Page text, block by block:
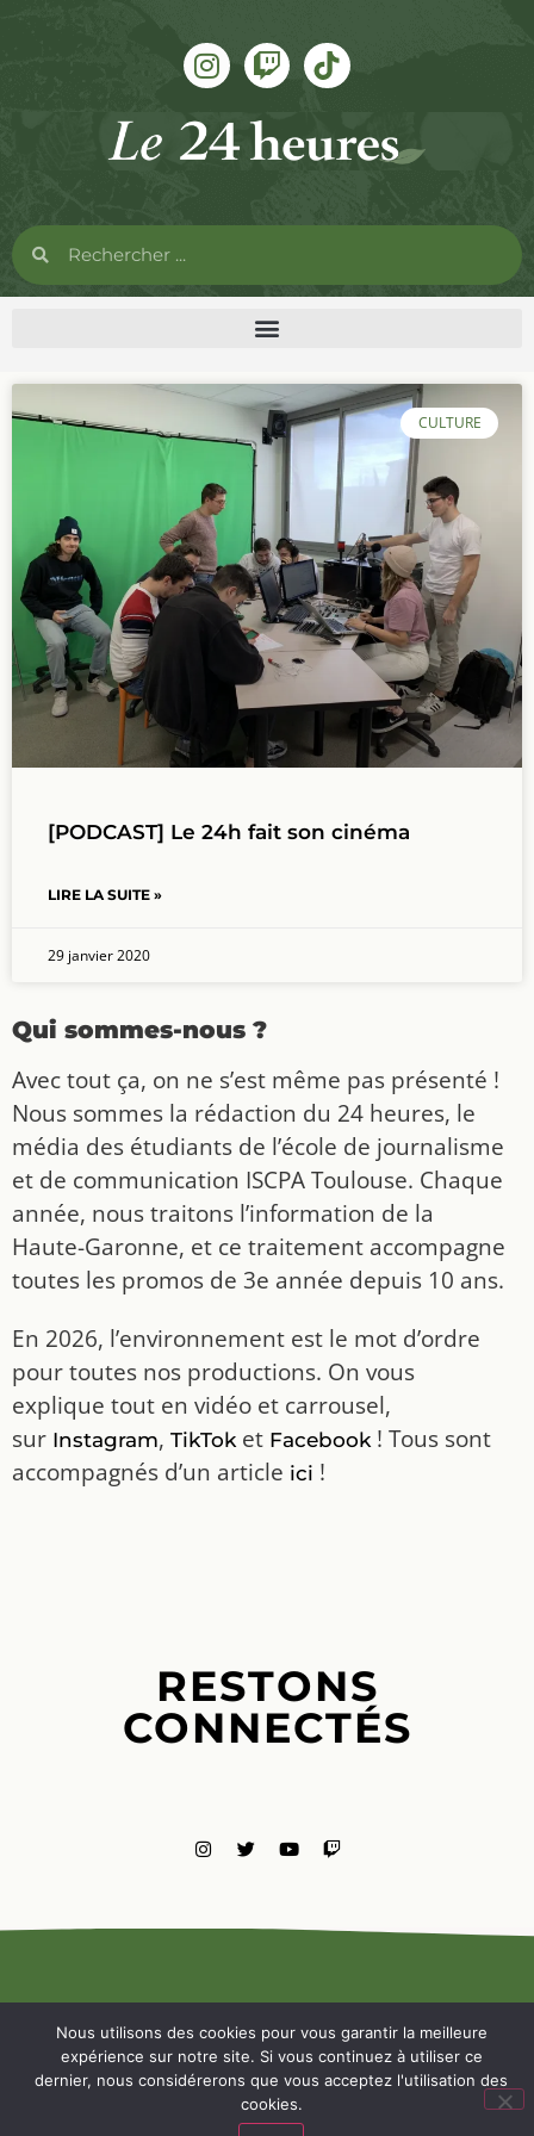
CULTURE
[PODCAST] Le 24h fait son cinéma
LIRE LA SUITE »
29 janvier 2020
Qui sommes-nous ?
Avec tout ça, on ne s’est même pas présenté !
Nous sommes la rédaction du 24 heures, le
média des étudiants de l’école de journalisme
et de communication ISCPA Toulouse. Chaque
année, nous traitons l’information de la
Haute-Garonne, et ce traitement accompagne
toutes les promos de 3e année depuis 10 ans.
En 2026, l’environnement est le mot d’ordre
pour toutes nos productions. On vous
explique tout en vidéo et carrousel,
sur Instagram, TikToket Facebook! Tous sont
accompagnés d’un article ici !
RESTONS
CONNECTÉS
MENTIONS
LÉGALES
NOUS
Nous utilisons des cookies pour vous garantir la meilleure
expérience sur notre site. Si vous continuez à utiliser ce
dernier, nous considérerons que vous acceptez l'utilisation des
cookies.